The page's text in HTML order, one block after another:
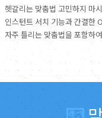
헷갈리는 맞춤법 고민하지 마
인스턴트 서치 기능과 간결한
자주 틀리는 맞춤법을 포함하